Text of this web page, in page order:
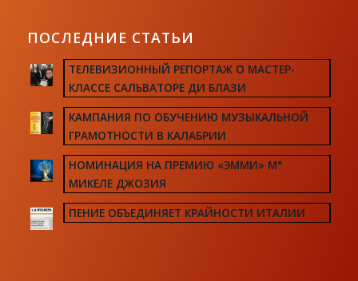
ПОСЛЕДНИЕ СТАТЬИ
ТЕЛЕВИЗИОННЫЙ РЕПОРТАЖ О МАСТЕР-
КЛАССЕ САЛЬВАТОРЕ ДИ БЛАЗИ
КАМПАНИЯ ПО ОБУЧЕНИЮ МУЗЫКАЛЬНОЙ
ГРАМОТНОСТИ В КАЛАБРИИ
НОМИНАЦИЯ НА ПРЕМИЮ «ЭММИ» М°
МИКЕЛЕ ДЖОЗИЯ
ПЕНИЕ ОБЪЕДИНЯЕТ КРАЙНОСТИ ИТАЛИИ